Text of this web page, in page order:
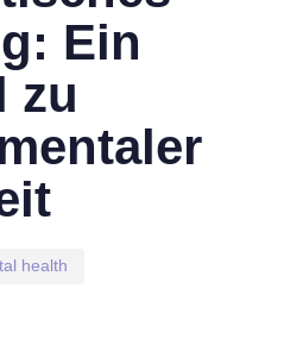
Ein
zu
health